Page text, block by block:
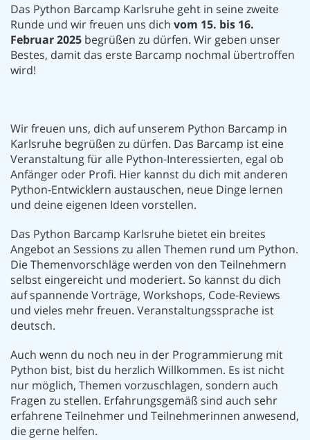
Das Python Barcamp Karlsruhe geht in seine zweite
Runde und wir freuen uns dich vom 15. bis 16.
Februar 2025 begrüßen zu dürfen. Wir geben unser
Bestes, damit das erste Barcamp nochmal übertroffen
wird!
Wir freuen uns, dich auf unserem Python Barcamp in
Karlsruhe begrüßen zu dürfen. Das Barcamp ist eine
Veranstaltung für alle Python-Interessierten, egal ob
Anfänger oder Profi. Hier kannst du dich mit anderen
Python-Entwicklern austauschen, neue Dinge lernen
und deine eigenen Ideen vorstellen.
Das Python Barcamp Karlsruhe bietet ein breites
Angebot an Sessions zu allen Themen rund um Python.
Die Themenvorschläge werden von den Teilnehmern
selbst eingereicht und moderiert. So kannst du dich
auf spannende Vorträge, Workshops, Code-Reviews
und vieles mehr freuen. Veranstaltungssprache ist
deutsch.
Auch wenn du noch neu in der Programmierung mit
Python bist, bist du herzlich Willkommen. Es ist nicht
nur möglich, Themen vorzuschlagen, sondern auch
Fragen zu stellen. Erfahrungsgemäß sind auch sehr
erfahrene Teilnehmer und Teilnehmerinnen anwesend,
die gerne helfen.